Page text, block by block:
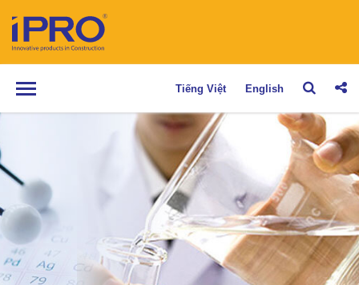
Tiếng Việt English